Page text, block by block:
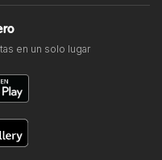
en un solo lugar